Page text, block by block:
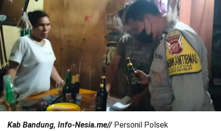
Kab Bandung, Info-Nesia.me// Personil Polsek